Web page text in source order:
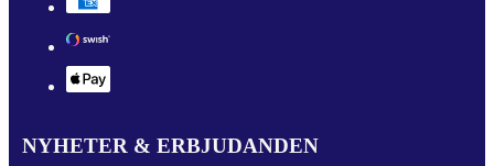
NYHETER & ERBJUDANDEN